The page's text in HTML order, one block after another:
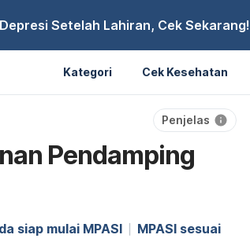
Setelah Lahiran, Cek Sekarang!
Kategori Cek Kesehatan
Penjelas
Pendamping
siap mulai MPASI
MPASI sesuai